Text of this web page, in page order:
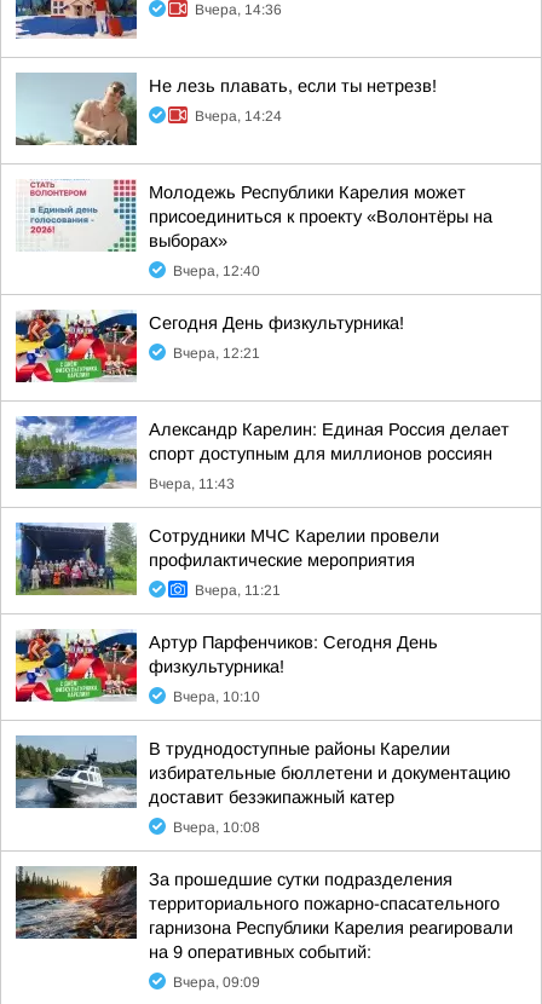
Вчера, 14:36
Не лезь плавать, если ты нетрезв!
Вчера, 14:24
Молодежь Республики Карелия может
присоединиться к проекту «Волонтёры на
выборах»
Вчера, 12:40
Сегодня День физкультурника!
Вчера, 12:21
Александр Карелин: Единая Россия делает
спорт доступным для миллионов россиян
Вчера, 11:43
Сотрудники МЧС Карелии провели
профилактические мероприятия
Вчера, 11:21
Артур Парфенчиков: Сегодня День
физкультурника!
Вчера, 10:10
В труднодоступные районы Карелии
избирательные бюллетени и документацию
доставит безэкипажный катер
Вчера, 10:08
За прошедшие сутки подразделения
территориального пожарно-спасательного
гарнизона Республики Карелия реагировали
на 9 оперативных событий:
Вчера, 09:09